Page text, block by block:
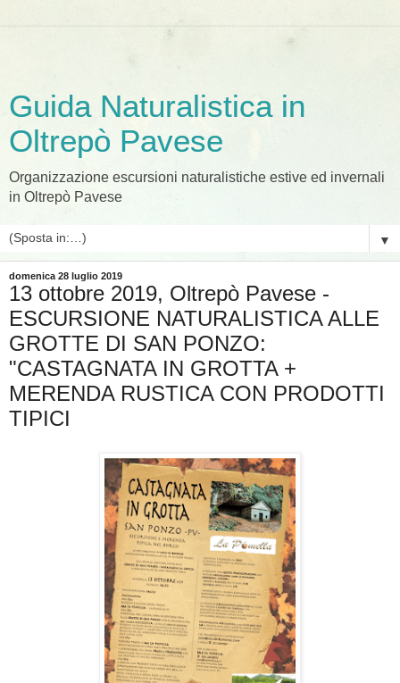
Guida Naturalistica in
Oltrepò Pavese
Organizzazione escursioni naturalistiche estive ed invernali
in Oltrepò Pavese
▼
domenica 28 luglio 2019
13 ottobre 2019, Oltrepò Pavese -
ESCURSIONE NATURALISTICA ALLE
GROTTE DI SAN PONZO:
"CASTAGNATA IN GROTTA +
MERENDA RUSTICA CON PRODOTTI
TIPICI